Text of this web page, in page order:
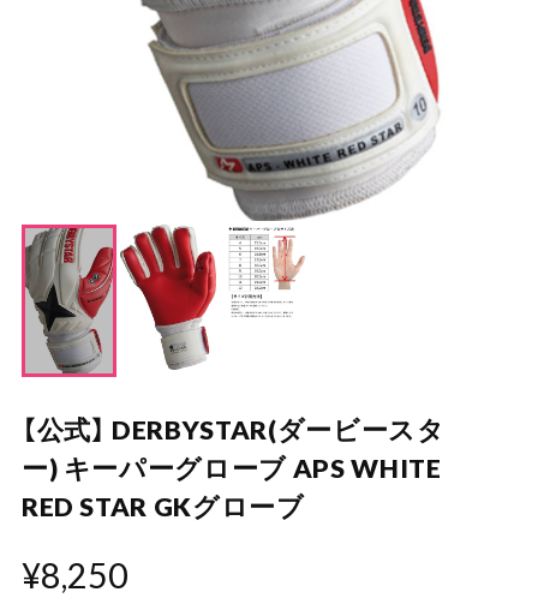
【公式】 DERBYSTAR(ダービースタ
ー) キーパーグローブ APS WHITE
RED STAR GKグローブ
¥8,250